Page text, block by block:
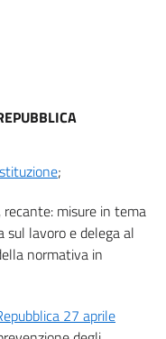
;
recante: misure in tema
sul lavoro e delega al
normativa in
27 aprile